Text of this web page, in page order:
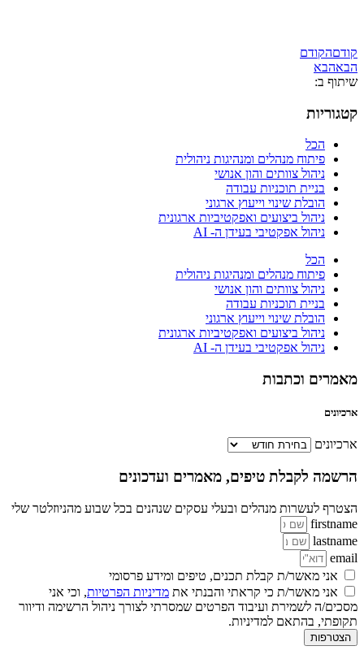
קודםהקודם
הבאהבא
שיתוף ב:
קטגוריות
הכל
פיתוח מנהלים ומנהיגות ניהולית
ניהול צוותים והון אנושי
בניית תוכניות עבודה
הובלת שינוי וייעוץ ארגוני
ניהול ביצועים ואפקטיביות ארגונית
ניהול אפקטיבי בעידן ה- AI
הכל
פיתוח מנהלים ומנהיגות ניהולית
ניהול צוותים והון אנושי
בניית תוכניות עבודה
הובלת שינוי וייעוץ ארגוני
ניהול ביצועים ואפקטיביות ארגונית
ניהול אפקטיבי בעידן ה- AI
מאמרים וכתבות
ארכיונים
ארכיונים
הרשמה לקבלת טיפים, מאמרים ועדכונים
הצטרף לעשרות מנהלים ובעלי עסקים שנהנים בכל שבוע מהניוזלטר שלי
firstname
lastname
email
אני מאשר/ת קבלת תכנים, טיפים ומידע פרסומי
אני מאשר/ת כי קראתי והבנתי את מדיניות הפרטיות, וכי אני
מסכים/ה לשמירת ועיבוד הפרטים שמסרתי לצורך ניהול הרשימה ודיוור
תקופתי, בהתאם למדיניות.
הצטרפות